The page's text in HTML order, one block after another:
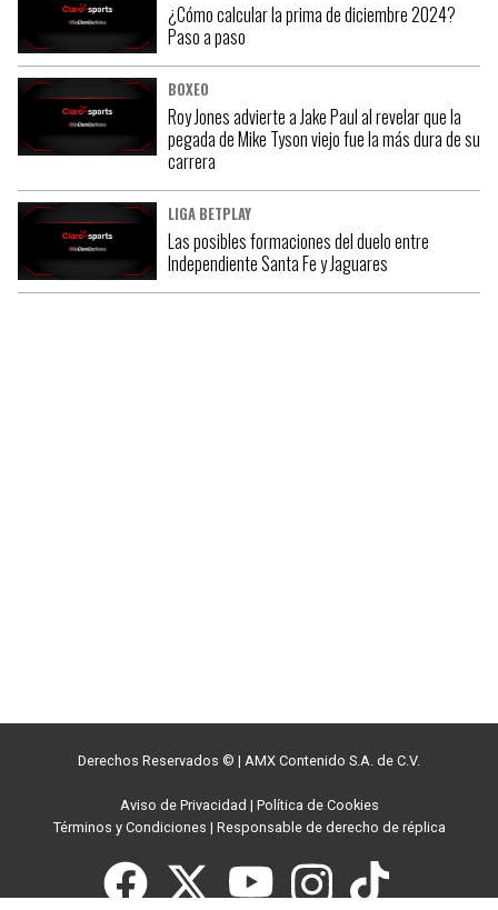
¿Cómo calcular la prima de diciembre 2024?
Paso a paso
BOXEO
Roy Jones advierte a Jake Paul al revelar que la
pegada de Mike Tyson viejo fue la más dura de su
carrera
LIGA BETPLAY
Las posibles formaciones del duelo entre
Independiente Santa Fe y Jaguares
Derechos Reservados © | AMX Contenido S.A. de C.V.
Aviso de Privacidad | Política de Cookies
Términos y Condiciones | Responsable de derecho de réplica